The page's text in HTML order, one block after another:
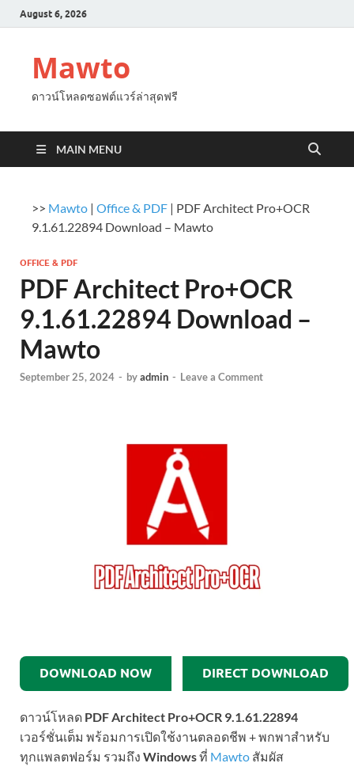
August 6, 2026
Mawto
ดาวน์โหลดซอฟต์แวร์ล่าสุดฟรี
MAIN MENU
>> Mawto | Office & PDF | PDF Architect Pro+OCR
9.1.61.22894 Download – Mawto
OFFICE & PDF
PDF Architect Pro+OCR
9.1.61.22894 Download –
Mawto
September 25, 2024 - byadmin - Leave a Comment
DOWNLOAD NOW DIRECT DOWNLOAD
ดาวน์โหลด PDF Architect Pro+OCR 9.1.61.22894
เวอร์ชั่นเต็ม พร้อมการเปิดใช้งานตลอดชีพ + พกพาสำหรับ
ทุกแพลตฟอร์ม รวมถึง Windowsที่ Mawto สัมผัส